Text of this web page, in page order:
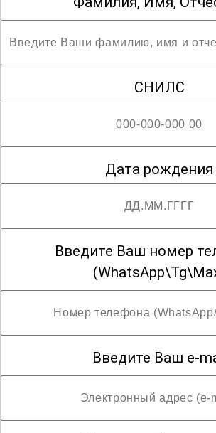
достигать высоких
профессиональной
вносить значимый вклад в
системы образования.
СНИЛС
Дата рождения
Введите Ваш номер
Введите Ваш e-